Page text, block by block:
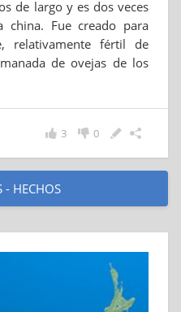
de largo y es dos veces
china. Fue creado para
relativamente fértil de
de ovejas de los
0
3
- HECHOS